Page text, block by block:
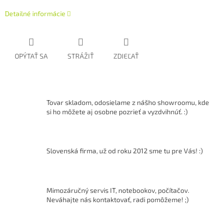
Detailné informácie
OPÝTAŤ SA STRÁŽIŤ ZDIEĽAŤ
Tovar skladom, odosielame z nášho showroomu, kde
si ho môžete aj osobne pozrieť a vyzdvihnúť. :)
Slovenská firma, už od roku 2012 sme tu pre Vás! :)
Mimozáručný servis IT, notebookov, počítačov.
Neváhajte nás kontaktovať, radi pomôžeme! ;)